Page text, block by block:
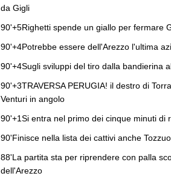
da Gigli
90'+5Righetti spende un giallo per fermare
90'+4Potrebbe essere dell'Arezzo l'ultima
90'+4Sugli sviluppi del tiro dalla bandierina
90'+3TRAVERSA PERUGIA! il destro di
Venturi in angolo
90'+1Si entra nel primo dei cinque minuti di
90'Finisce nella lista dei cattivi anche
88'La partita sta per riprendere con palla
dell'Arezzo